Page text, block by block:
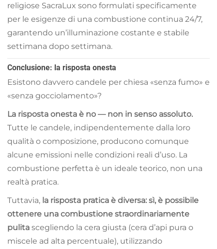
religiose SacraLux sono formulati specificamente
per le esigenze di una combustione continua 24/7,
garantendo un’illuminazione costante e stabile
settimana dopo settimana.
Conclusione: la risposta onesta
Esistono davvero candele per chiesa «senza fumo» e
«senza gocciolamento»?
La risposta onesta è no — non in senso assoluto.
Tutte le candele, indipendentemente dalla loro
qualità o composizione, producono comunque
alcune emissioni nelle condizioni reali d’uso. La
combustione perfetta è un ideale teorico, non una
realtà pratica.
Tuttavia, la risposta pratica è diversa: sì, è possibile
ottenere una combustione straordinariamente
pulita scegliendo la cera giusta (cera d’api pura o
miscele ad alta percentuale), utilizzando